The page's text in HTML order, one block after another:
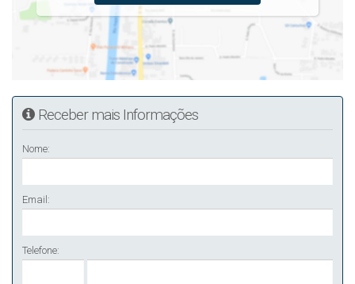
Receber mais Informações
Nome:
Email:
Telefone: